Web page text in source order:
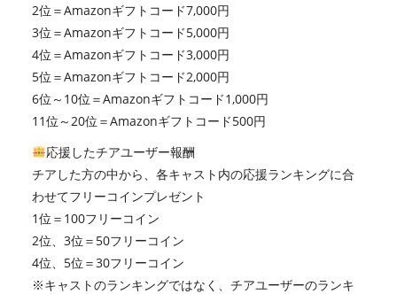
2位＝Amazonギフトコード7,000円
3位＝Amazonギフトコード5,000円
4位＝Amazonギフトコード3,000円
5位＝Amazonギフトコード2,000円
6位～10位＝Amazonギフトコード1,000円
11位～20位＝Amazonギフトコード500円
応援したチアユーザー報酬
チアした方の中から、各キャスト内の応援ランキングに合
わせてフリーコインプレゼント
1位＝100フリーコイン
2位、3位＝50フリーコイン
4位、5位＝30フリーコイン
※キャストのランキングではなく、チアユーザーのランキ